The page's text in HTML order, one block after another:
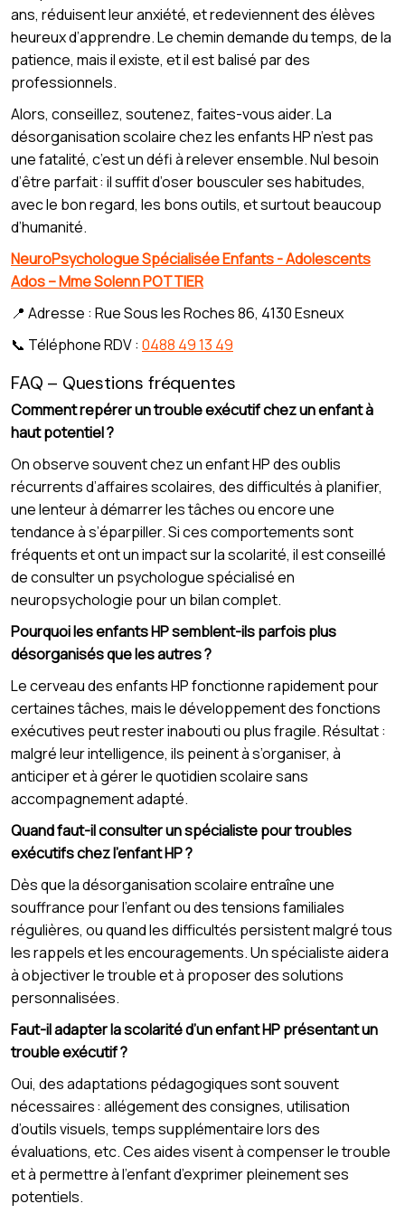
ans, réduisent leur anxiété, et redeviennent des élèves
heureux d’apprendre. Le chemin demande du temps, de la
patience, mais il existe, et il est balisé par des
professionnels.
Alors, conseillez, soutenez, faites-vous aider. La
désorganisation scolaire chez les enfants HP n’est pas
une fatalité, c’est un défi à relever ensemble. Nul besoin
d’être parfait : il suffit d’oser bousculer ses habitudes,
avec le bon regard, les bons outils, et surtout beaucoup
d’humanité.
NeuroPsychologue Spécialisée Enfants - Adolescents
Ados – Mme Solenn POTTIER
📍 Adresse : Rue Sous les Roches 86, 4130 Esneux
📞 Téléphone RDV : 0488 49 13 49
FAQ – Questions fréquentes
Comment repérer un trouble exécutif chez un enfant à
haut potentiel ?
On observe souvent chez un enfant HP des oublis
récurrents d’affaires scolaires, des difficultés à planifier,
une lenteur à démarrer les tâches ou encore une
tendance à s’éparpiller. Si ces comportements sont
fréquents et ont un impact sur la scolarité, il est conseillé
de consulter un psychologue spécialisé en
neuropsychologie pour un bilan complet.
Pourquoi les enfants HP semblent-ils parfois plus
désorganisés que les autres ?
Le cerveau des enfants HP fonctionne rapidement pour
certaines tâches, mais le développement des fonctions
exécutives peut rester inabouti ou plus fragile. Résultat :
malgré leur intelligence, ils peinent à s’organiser, à
anticiper et à gérer le quotidien scolaire sans
accompagnement adapté.
Quand faut-il consulter un spécialiste pour troubles
exécutifs chez l’enfant HP ?
Dès que la désorganisation scolaire entraîne une
souffrance pour l’enfant ou des tensions familiales
régulières, ou quand les difficultés persistent malgré tous
les rappels et les encouragements. Un spécialiste aidera
à objectiver le trouble et à proposer des solutions
personnalisées.
Faut-il adapter la scolarité d’un enfant HP présentant un
trouble exécutif ?
Oui, des adaptations pédagogiques sont souvent
nécessaires : allégement des consignes, utilisation
d’outils visuels, temps supplémentaire lors des
évaluations, etc. Ces aides visent à compenser le trouble
et à permettre à l’enfant d’exprimer pleinement ses
potentiels.